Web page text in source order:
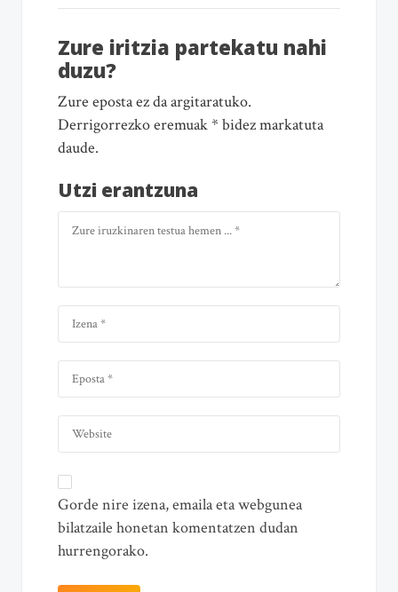
Zure iritzia partekatu nahi
duzu?
Zure eposta ez da argitaratuko.
Derrigorrezko eremuak * bidez markatuta
daude.
Utzi erantzuna
Gorde nire izena, emaila eta webgunea
bilatzaile honetan komentatzen dudan
hurrengorako.